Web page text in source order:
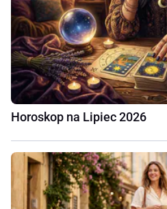
Horoskop na Lipiec 2026